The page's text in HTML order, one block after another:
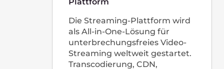
erwarteten
Kubernetes-Servicezur
Automatisierung von
Container-Management,
Skalierung und Aktualisierung
vor.